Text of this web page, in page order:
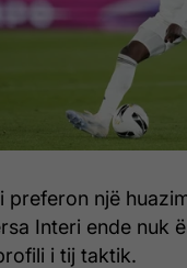
preferon një
Interi ende nuk
i tij taktik.